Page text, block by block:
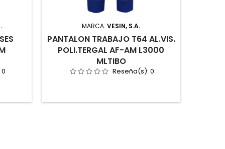
0
MARCA: VESIN, S.A.
PANTALON TRABAJO T64 AL.VIS.
POLI.TERGAL AF-AM L3000
MLTIBO
Reseña(s): 0